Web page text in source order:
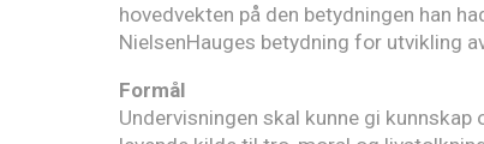
hovedvekten på den betydningen han
NielsenHauges betydning for utvikling
Formål
Undervisningen skal kunne gi